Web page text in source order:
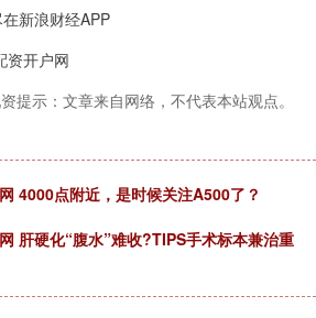
新浪财经APP
资开户网
提示：文章来自网络，不代表本站观点。
4000点附近，是时候关注A500了？
肝硬化“腹水”难收?TIPS手术标本兼治重